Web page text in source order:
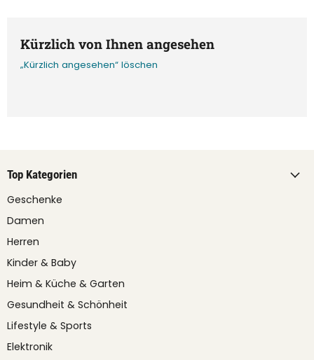
Kürzlich von Ihnen angesehen
„Kürzlich angesehen“ löschen
Top Kategorien
Geschenke
Damen
Herren
Kinder & Baby
Heim & Küche & Garten
Gesundheit & Schönheit
Lifestyle & Sports
Elektronik